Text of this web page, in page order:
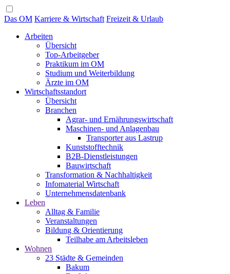
Das OM Karriere & Wirtschaft Freizeit & Urlaub
Arbeiten
Übersicht
Top-Arbeitgeber
Praktikum im OM
Studium und Weiterbildung
Ärzte im OM
Wirtschaftsstandort
Übersicht
Branchen
Agrar- und Ernährungswirtschaft
Maschinen- und Anlagenbau
Transporter aus Lastrup
Kunststofftechnik
B2B-Dienstleistungen
Bauwirtschaft
Transformation & Nachhaltigkeit
Infomaterial Wirtschaft
Unternehmensdatenbank
Leben
Alltag & Familie
Veranstaltungen
Bildung & Orientierung
Teilhabe am Arbeitsleben
Wohnen
23 Städte & Gemeinden
Bakum